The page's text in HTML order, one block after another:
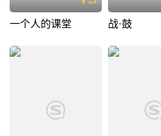
一个人的课堂 战·鼓